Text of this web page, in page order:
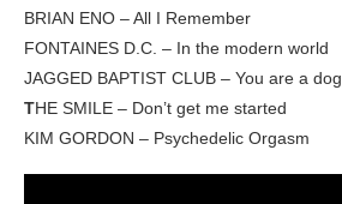
BRIAN ENO – All I Remember
FONTAINES D.C. – In the modern world
JAGGED BAPTIST CLUB – You are a dog
THE SMILE – Don’t get me started
KIM GORDON – Psychedelic Orgasm